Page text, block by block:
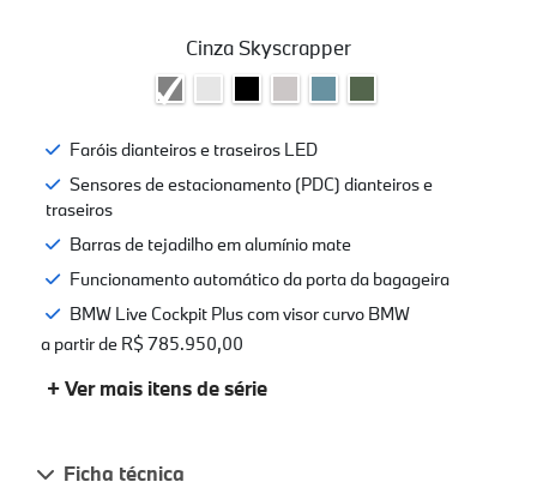
Cinza Skyscrapper
Faróis dianteiros e traseiros LED
Sensores de estacionamento (PDC) dianteiros e
traseiros
Barras de tejadilho em alumínio mate
Funcionamento automático da porta da bagageira
BMW Live Cockpit Plus com visor curvo BMW
a partir de R$ 785.950,00
+ Ver mais itens de série
Ficha técnica